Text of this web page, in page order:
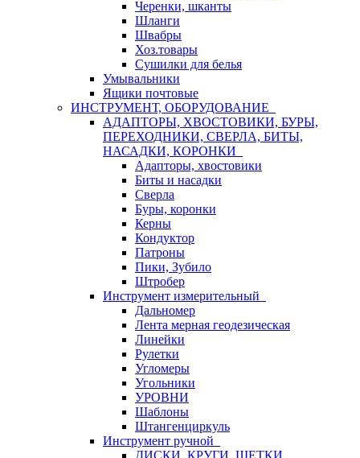
Черенки, шканты
Шланги
Швабры
Хоз.товары
Сушилки для белья
Умывальники
Ящики почтовые
ИНСТРУМЕНТ, ОБОРУДОВАНИЕ
АДАПТОРЫ, ХВОСТОВИКИ, БУРЫ,
ПЕРЕХОДНИКИ, СВЕРЛА, БИТЫ,
НАСАДКИ, КОРОНКИ
Адапторы, хвостовики
Биты и насадки
Сверла
Буры, коронки
Керны
Кондуктор
Патроны
Пики, Зубило
Штробер
Инструмент измерительный
Дальномер
Лента мерная геодезическая
Линейки
Рулетки
Угломеры
Угольники
УРОВНИ
Шаблоны
Штангенциркуль
Инструмент ручной
ДИСКИ, КРУГИ, ЩЕТКИ